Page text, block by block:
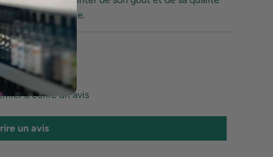
variation notable.
Clients
à écrire un avis
un avis